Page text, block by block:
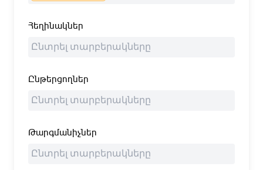
Հեղինակներ
Ընթերցողներ
Թարգմանիչներ